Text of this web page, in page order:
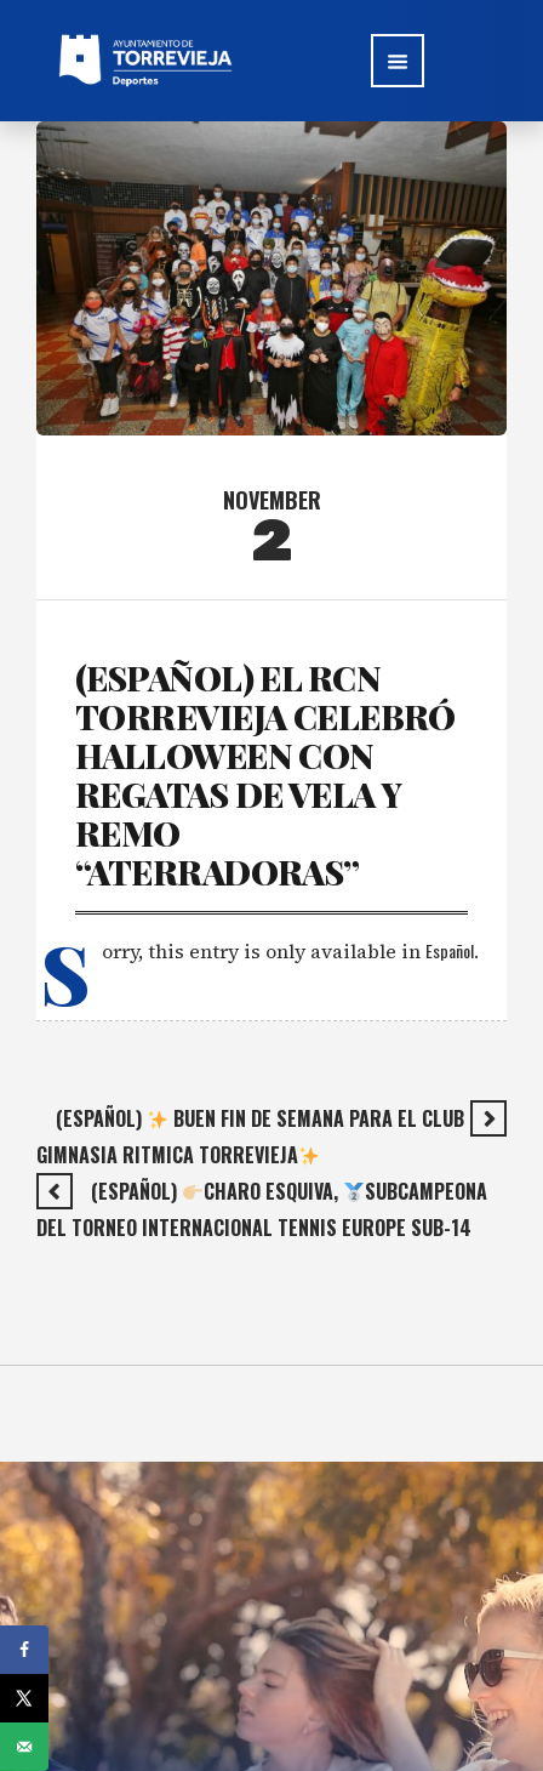
NOVEMBER
2
(ESPAÑOL) EL RCN
TORREVIEJA CELEBRÓ
HALLOWEEN CON
REGATAS DE VELA Y
REMO
“ATERRADORAS”
S orry, this entry is only available in Español.
(ESPAÑOL)
BUEN FIN DE SEMANA PARA EL CLUB
GIMNASIA RITMICA TORREVIEJA
(ESPAÑOL)
CHARO ESQUIVA,
SUBCAMPEONA
DEL TORNEO INTERNACIONAL TENNIS EUROPE SUB-14